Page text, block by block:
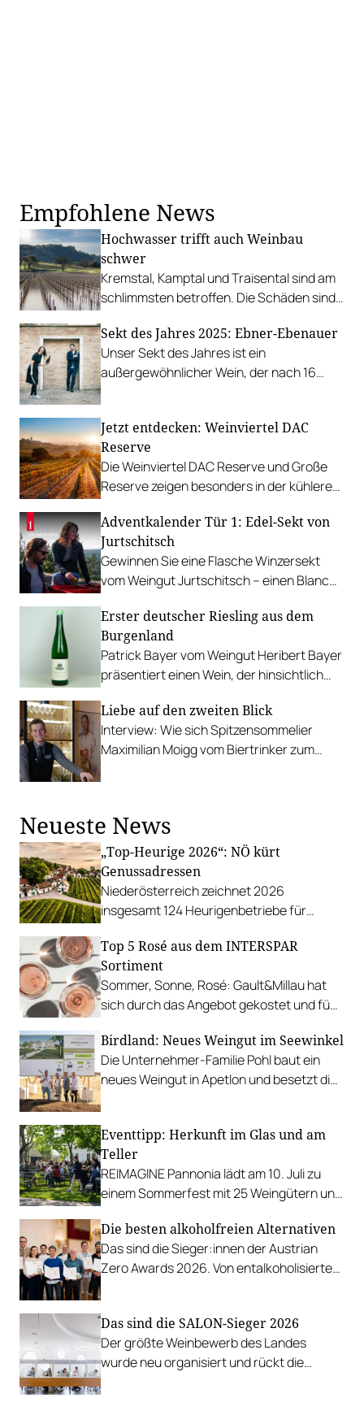
Empfohlene News
Hochwasser trifft auch Weinbau
schwer
Kremstal, Kamptal und Traisental sind am
schlimmsten betroffen. Die Schäden sind
Sekt des Jahres 2025: Ebner-Ebenauer
Unser Sekt des Jahres ist ein
außergewöhnlicher Wein, der nach 16
Jetzt entdecken: Weinviertel DAC
Reserve
Die Weinviertel DAC Reserve und Große
Reserve zeigen besonders in der kühleren
verdeutlichen einmal mehr die hohe
Qualität des Weinbaugebiets.
Adventkalender Tür 1: Edel-Sekt von
Jurtschitsch
Gewinnen Sie eine Flasche Winzersekt
vom Weingut Jurtschitsch – einen Blanc
Erster deutscher Riesling aus dem
Burgenland
Patrick Bayer vom Weingut Heribert Bayer
präsentiert einen Wein, der hinsichtlich
etwas ganz Besonderes ist.
Liebe auf den zweiten Blick
Interview: Wie sich Spitzensommelier
Maximilian Moigg vom Biertrinker zum
Neueste News
„Top-Heurige 2026“: NÖ kürt
Genussadressen
Niederösterreich zeichnet 2026
insgesamt 124 Heurigenbetriebe für
Top 5 Rosé aus dem INTERSPAR
Sortiment
Sommer, Sonne, Rosé: Gault&Millau hat
sich durch das Angebot gekostet und fünf
Birdland: Neues Weingut im Seewinkel
Die Unternehmer-Familie Pohl baut ein
neues Weingut in Apetlon und besetzt die
Eventtipp: Herkunft im Glas und am
Teller
REIMAGINE Pannonia lädt am 10. Juli zu
einem Sommerfest mit 25 Weingütern und
Esterhazy.
Die besten alkoholfreien Alternativen
Das sind die Sieger:innen der Austrian
Zero Awards 2026. Von entalkoholisierten
Das sind die SALON-Sieger 2026
Der größte Weinbewerb des Landes
wurde neu organisiert und rückt die